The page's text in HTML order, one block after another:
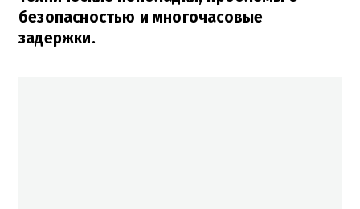
безопасностью и многочасовые
задержки.